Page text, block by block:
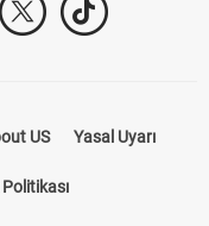
US Yasal Uyarı